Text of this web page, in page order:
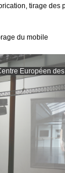
tirage des
du mobile
Européen
Européen